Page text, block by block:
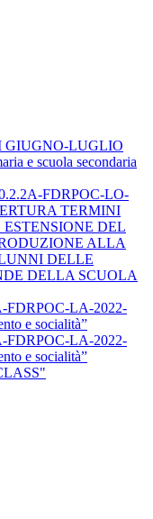
GIUGNO-LUGLIO
e scuola secondaria
FDRPOC-LO-
TERMINI
DEL
ALLA
DELLE
DELLA SCUOLA
FDRPOC-LA-2022-
e socialità”
FDRPOC-LA-2022-
e socialità”